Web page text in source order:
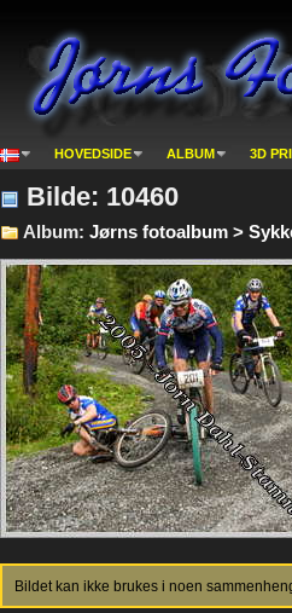
HOVEDSIDE ALBUM 3D
Bilde: 10460
Album: Jørns fotoalbum >
Bildet kan ikke brukes i noen